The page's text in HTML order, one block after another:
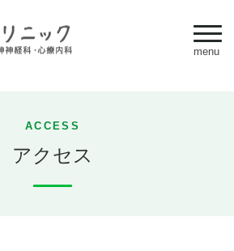
ACCESS
アクセス